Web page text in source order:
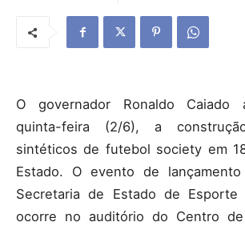
O governador Ronaldo Caiado
quinta-feira (2/6), a
sintéticos de futebol society em
Estado. O evento de
Secretaria de Estado de
ocorre no auditório do Centro